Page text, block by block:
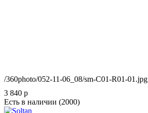
/360photo/052-11-06_08/sm-C01-R01-01.jpg
3 840 p
Есть в наличии (2000)